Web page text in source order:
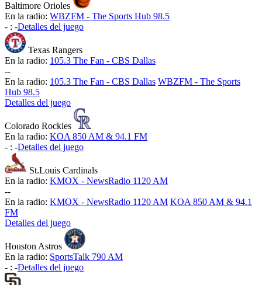
Baltimore Orioles
En la radio: WBZFM - The Sports Hub 98.5
- : -Detalles del juego
Texas Rangers
En la radio: 105.3 The Fan - CBS Dallas
--
En la radio: 105.3 The Fan - CBS Dallas WBZFM - The Sports
Hub 98.5
Detalles del juego
Colorado Rockies
En la radio: KOA 850 AM & 94.1 FM
- : -Detalles del juego
St.Louis Cardinals
En la radio: KMOX - NewsRadio 1120 AM
--
En la radio: KMOX - NewsRadio 1120 AM KOA 850 AM & 94.1
FM
Detalles del juego
Houston Astros
En la radio: SportsTalk 790 AM
- : -Detalles del juego